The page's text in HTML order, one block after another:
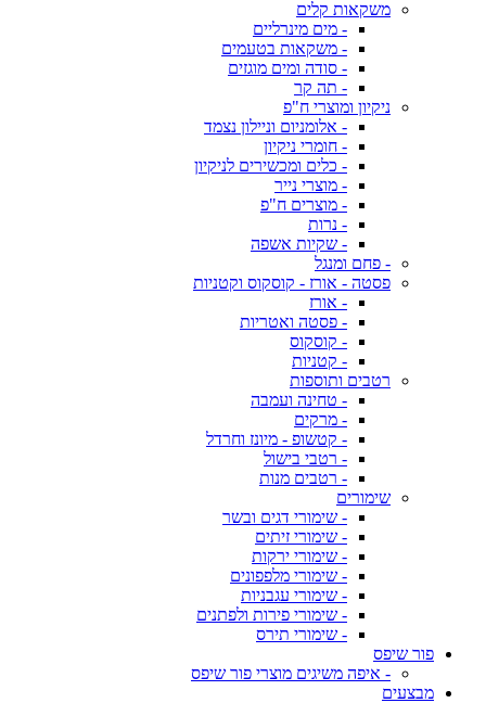
משקאות קלים
- מים מינרליים
- משקאות בטעמים
- סודה ומים מוגזים
- תה קר
ניקיון ומוצרי ח"פ
- אלומניום וניילון נצמד
- חומרי ניקיון
- כלים ומכשירים לניקיון
- מוצרי נייר
- מוצרים ח"פ
- נרות
- שקיות אשפה
- פחם ומנגל
פסטה - אורז - קוסקוס וקטניות
- אורז
- פסטה ואטריות
- קוסקוס
- קטניות
רטבים ותוספות
- טחינה ועמבה
- מרקים
- קטשופ - מיונז וחרדל
- רטבי בישול
- רטבים מנות
שימורים
- שימורי דגים ובשר
- שימורי זיתים
- שימורי ירקות
- שימורי מלפפונים
- שימורי עגבניות
- שימורי פירות ולפתנים
- שימורי תירס
פור שיפס
- איפה משיגים מוצרי פור שיפס
מבצעים